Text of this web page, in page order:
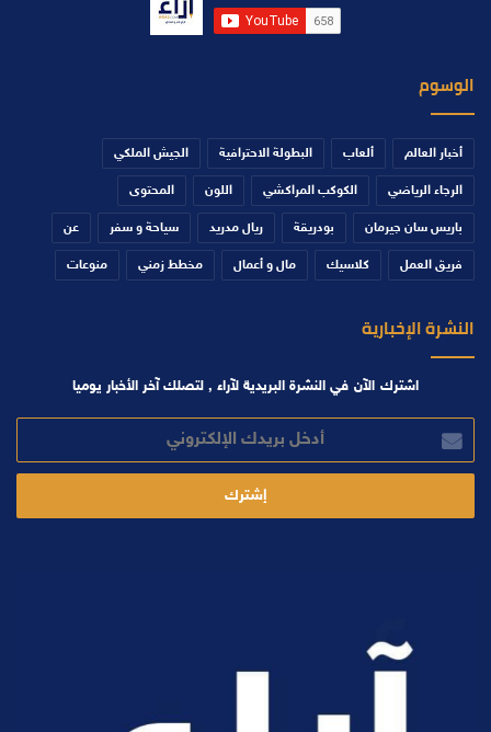
الوسوم
أخبار العالم ألعاب البطولة الاحترافية الجيش الملكي
الرجاء الرياضي الكوكب المراكشي اللون المحتوى
باريس سان جيرمان بودريقة ريال مدريد سياحة و سفر عن
فريق العمل كلاسيك مال و أعمال مخطط زمني منوعات
النشرة الإخبارية
اشترك الآن في النشرة البريدية لآراء , لتصلك آخر الأخبار يوميا
بريدك
الإلكتروني